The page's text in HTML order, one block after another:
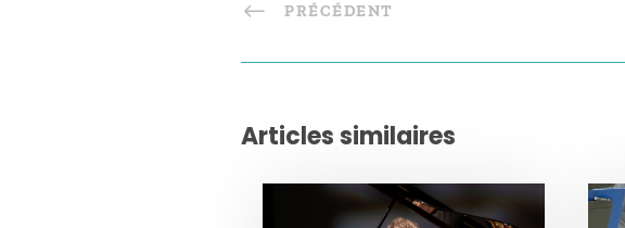
PRÉCÉDENT
Articles similaires